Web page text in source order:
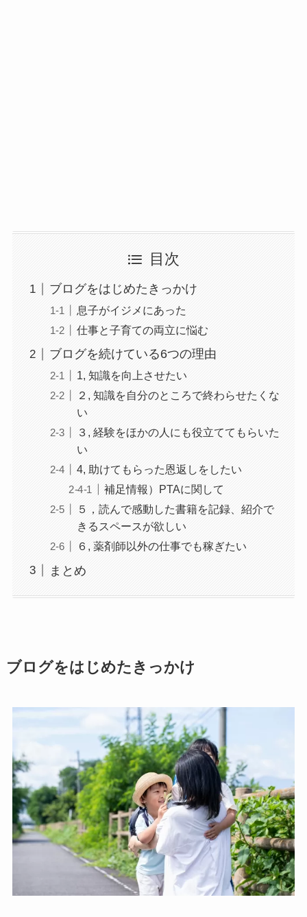
目次
ブログをはじめたきっかけ
息子がイジメにあった
仕事と子育ての両立に悩む
ブログを続けている6つの理由
1, 知識を向上させたい
２, 知識を自分のところで終わらせたくな
い
３, 経験をほかの人にも役立ててもらいた
い
4, 助けてもらった恩返しをしたい
補足情報）PTAに関して
５，読んで感動した書籍を記録、紹介で
きるスペースが欲しい
６, 薬剤師以外の仕事でも稼ぎたい
まとめ
ブログをはじめたきっかけ